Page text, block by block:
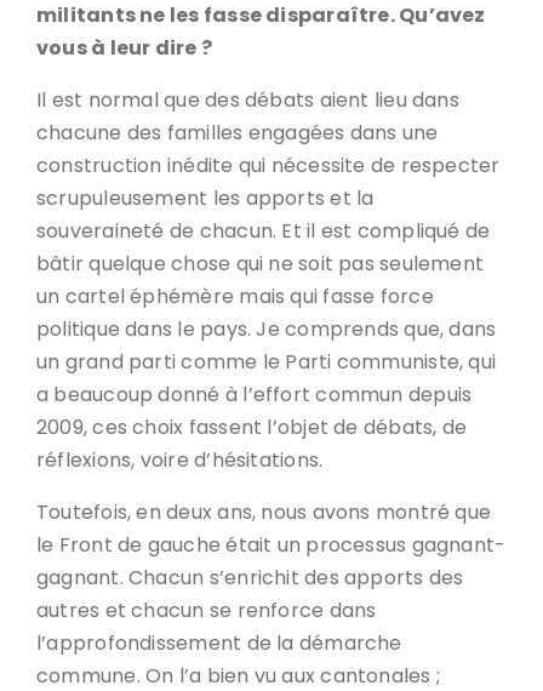
militants ne les fasse disparaître. Qu’avez
vous à leur dire ?
Il est normal que des débats aient lieu dans
chacune des familles engagées dans une
construction inédite qui nécessite de respecter
scrupuleusement les apports et la
souveraineté de chacun. Et il est compliqué de
bâtir quelque chose qui ne soit pas seulement
un cartel éphémère mais qui fasse force
politique dans le pays. Je comprends que, dans
un grand parti comme le Parti communiste, qui
a beaucoup donné à l’effort commun depuis
2009, ces choix fassent l’objet de débats, de
réflexions, voire d’hésitations.
Toutefois, en deux ans, nous avons montré que
le Front de gauche était un processus gagnant-
gagnant. Chacun s’enrichit des apports des
autres et chacun se renforce dans
l’approfondissement de la démarche
commune. On l’a bien vu aux cantonales ;